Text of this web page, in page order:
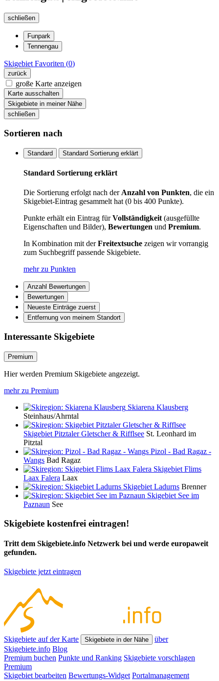
schließen
Funpark
Tennengau
Skigebiet Favoriten (0)
zurück
große Karte anzeigen
Karte ausschalten
Skigebiete in meiner Nähe
schließen
Sortieren nach
Standard Standard Sortierung erklärt
Standard Sortierung erklärt
Die Sortierung erfolgt nach der Anzahl von Punkten, die ein
Skigebiet-Eintrag gesammelt hat (0 bis 400 Punkte).
Punkte erhält ein Eintrag fürVollständigkeit (ausgefüllte
Eigenschaften und Bilder), Bewertungen und Premium.
In Kombination mit derFreitextsuche zeigen wir vorrangig
zum Suchbegriff passende Skigebiete.
mehr zu Punkten
Anzahl Bewertungen
Bewertungen
Neueste Einträge zuerst
Entfernung von meinem Standort
Interessante Skigebiete
Premium
Hier werden Premium Skigebiete angezeigt.
mehr zu Premium
Skiarena Klausberg
Steinhaus/Ahrntal
Skigebiet Pitztaler Gletscher & Rifflsee St. Leonhard im
Pitztal
Pizol - Bad Ragaz -
Wangs Bad Ragaz
Skigebiet Flims
Laax Falera Laax
Skigebiet Ladurns Brenner
Skigebiet See im
Paznaun See
Skigebiete kostenfrei eintragen!
Tritt dem Skigebiete.info Netzwerk bei und werde europaweit
gefunden.
Skigebiete jetzt eintragen
Skigebiete auf der Karte Skigebiete in der Nähe
über
Skigebiete.info Blog
Premium buchen Punkte und Ranking Skigebiete vorschlagen
Premium
Skigebiet bearbeiten Bewertungs-Widget Portalmanagement